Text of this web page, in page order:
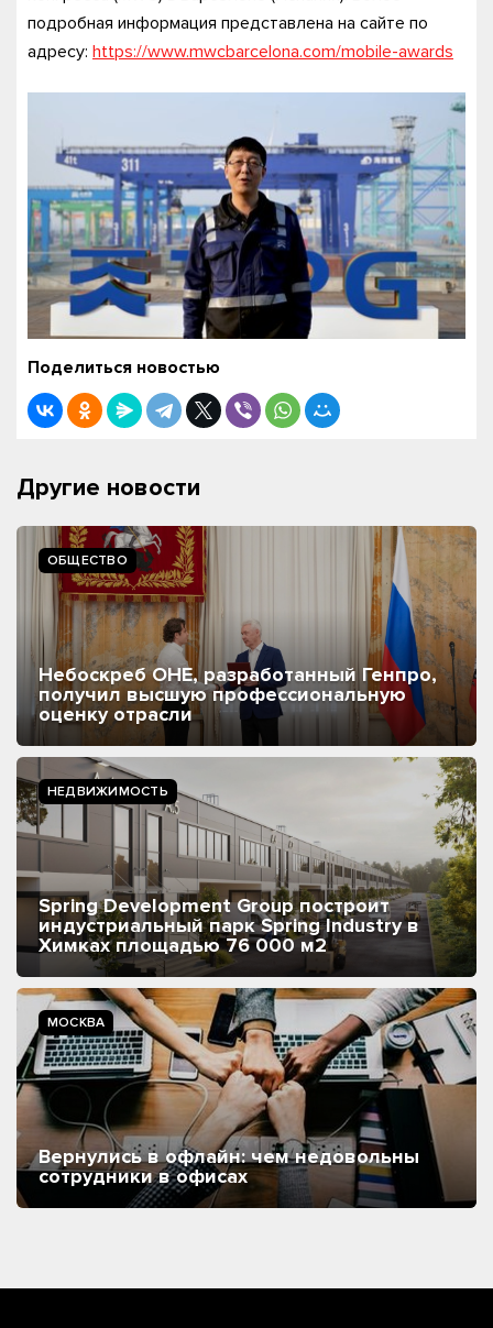
подробная информация представлена на сайте по
адресу: https://www.mwcbarcelona.com/mobile-awards
Поделиться новостью
Другие новости
ОБЩЕСТВО
Небоскреб ОНЕ, разработанный Генпро,
получил высшую профессиональную
оценку отрасли
НЕДВИЖИМОСТЬ
Spring Development Group построит
индустриальный парк Spring Industry в
Химках площадью 76 000 м2
МОСКВА
Вернулись в офлайн: чем недовольны
сотрудники в офисах